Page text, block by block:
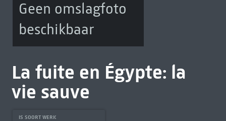
Geen omslagfoto
beschikbaar
La fuite en Égypte: la
vie sauve
IS SOORT WERK